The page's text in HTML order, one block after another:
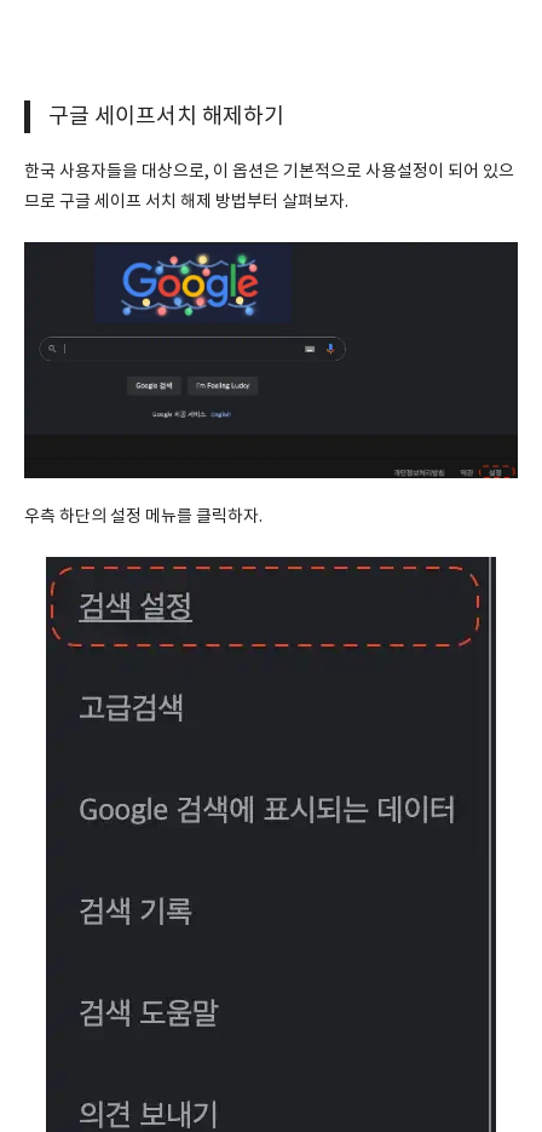
구글 세이프서치 해제하기
한국 사용자들을 대상으로, 이 옵션은 기본적으로 사용설정이 되어 있으
므로 구글 세이프 서치 해제 방법부터 살펴보자.
우측 하단의 설정 메뉴를 클릭하자.